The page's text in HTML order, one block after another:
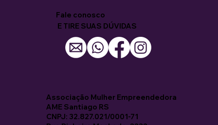
oportunidades
Fale conosco
E TIRE SUAS DÚVIDAS
Associação Mulher Empreendedora
AME Santiago RS
CNPJ: 32.827.021/0001-71